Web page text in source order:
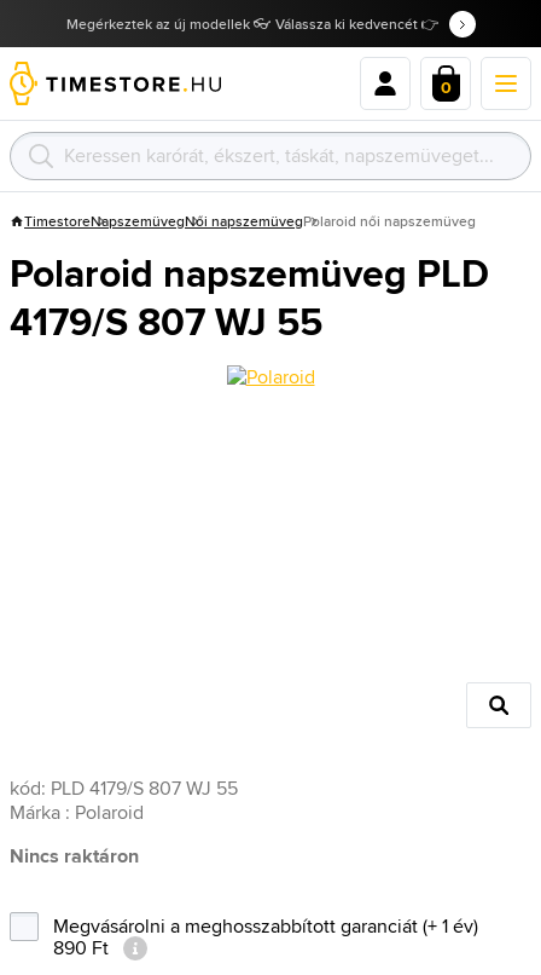
Megérkeztek az új modellek 👓 Válassza ki kedvencét 👉
0
TimestoreNapszemüvegNői napszemüvegPolaroid női napszemüveg
Polaroid napszemüveg PLD
4179/S 807 WJ 55
kód: PLD 4179/S 807 WJ 55
Márka : Polaroid
Nincs raktáron
Megvásárolni a meghosszabbított garanciát (+ 1 év)
890 Ft